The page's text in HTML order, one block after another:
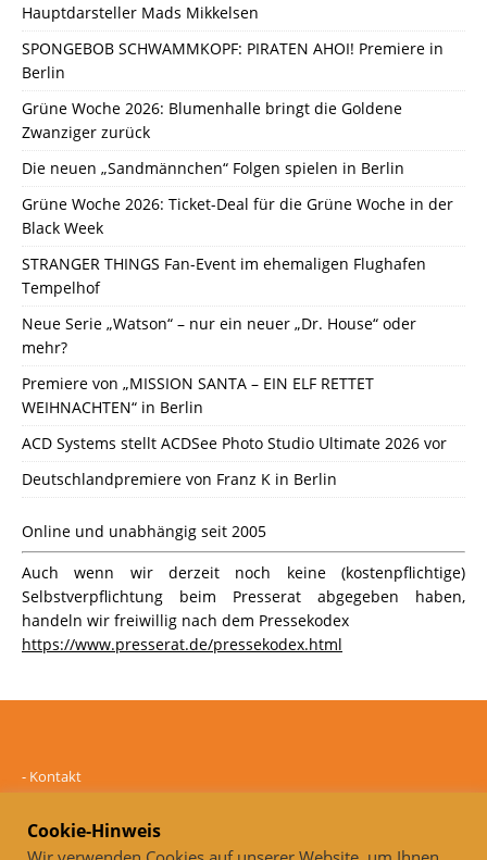
Hauptdarsteller Mads Mikkelsen
SPONGEBOB SCHWAMMKOPF: PIRATEN AHOI! Premiere in
Berlin
Grüne Woche 2026: Blumenhalle bringt die Goldene
Zwanziger zurück
Die neuen „Sandmännchen“ Folgen spielen in Berlin
Grüne Woche 2026: Ticket-Deal für die Grüne Woche in der
Black Week
STRANGER THINGS Fan-Event im ehemaligen Flughafen
Tempelhof
Neue Serie „Watson“ – nur ein neuer „Dr. House“ oder
mehr?
Premiere von „MISSION SANTA – EIN ELF RETTET
WEIHNACHTEN“ in Berlin
ACD Systems stellt ACDSee Photo Studio Ultimate 2026 vor
Deutschlandpremiere von Franz K in Berlin
Online und unabhängig seit 2005
Auch wenn wir derzeit noch keine (kostenpflichtige)
Selbstverpflichtung beim Presserat abgegeben haben,
handeln wir freiwillig nach dem Pressekodex
https://www.presserat.de/pressekodex.html
- Kontakt
Datenschutz
-Impressum
Cookie-Hinweis